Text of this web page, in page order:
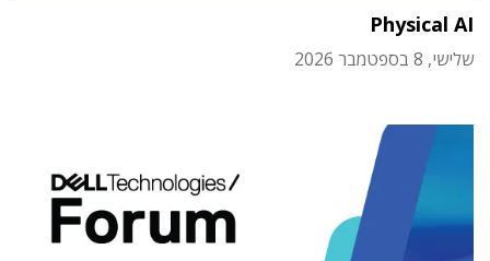
Physical AI
שלישי, 8 בספטמבר 2026